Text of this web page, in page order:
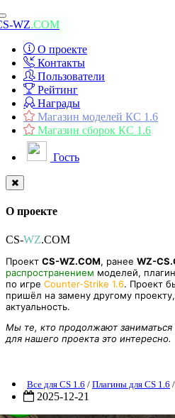
Toggle
navigation
WZ.COM
О проекте
Контакты
Пользователи
Рейтинг
Награды
Магазин моделей КС 1.6
Магазин сборок КС 1.6
Гость
О проекте
CS-WZ.COM
Проект CS-WZ.COM, ранее WZ-
распространением моделей,
по игре Counter-Strike 1.6. Проект
пришёл на замену другому
актуальность.
Мы те, кто продолжают заниматься
для нашего проекта это интересно.
Все для CS 1.6 / Плагины для CS 1.6 /
2025-12-21